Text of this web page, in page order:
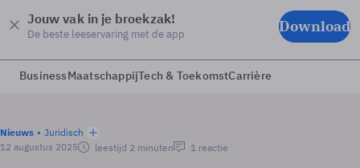
Jouw vak in je broekzak!
De beste leeservaring met de app Download
BusinessMaatschappijTech & ToekomstCarrière
Nieuws
Juridisch
12 augustus 2025
leestijd 2 minuten 1 reactie